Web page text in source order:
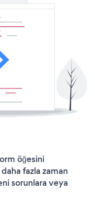
öğesini
fazla zaman
sorunlara veya